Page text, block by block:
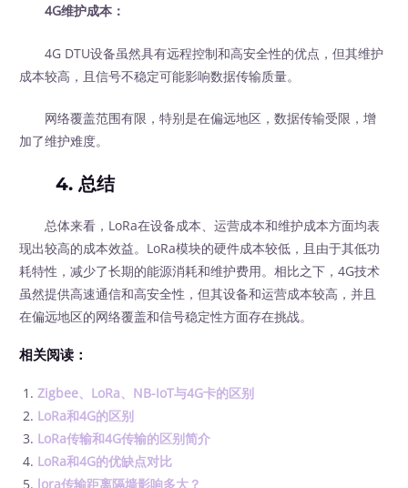
4G维护成本：
4G DTU设备虽然具有远程控制和高安全性的优点，但其维护
成本较高，且信号不稳定可能影响数据传输质量。
网络覆盖范围有限，特别是在偏远地区，数据传输受限，增
加了维护难度。
4. 总结
总体来看，LoRa在设备成本、运营成本和维护成本方面均表
现出较高的成本效益。LoRa模块的硬件成本较低，且由于其低功
耗特性，减少了长期的能源消耗和维护费用。相比之下，4G技术
虽然提供高速通信和高安全性，但其设备和运营成本较高，并且
在偏远地区的网络覆盖和信号稳定性方面存在挑战。
相关阅读：
Zigbee、LoRa、NB-IoT与4G卡的区别
LoRa和4G的区别
LoRa传输和4G传输的区别简介
LoRa和4G的优缺点对比
lora传输距离隔墙影响多大？